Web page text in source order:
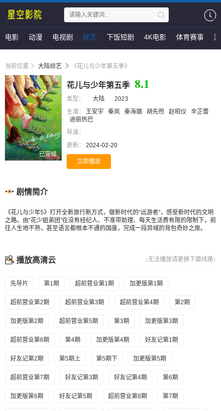
电影 动漫 电视剧 综艺 下饭短剧 4K电影 体育赛事
当前位置 大陆综艺 《花儿与少年第五季》
已完结
花儿与少年第五季 8.1
类型： 大陆
2023
主演：
王安宇 秦岚 秦海璐 胡先煦 赵昭仪
辛芷蕾
迪丽热巴
导演：
更新：
2024-02-20
立即播放
剧情简介
《花儿与少年5》打开全新旅行新方式，做新时代的“远游者”，感受新时代的文明
之路。由“花少姐弟团”在没有经纪人、不准带助理、每天生活费有限的限制下，前
往人生地不熟，甚至语言都根本不通的国度，完成一段异域的背包奇妙之旅。
↓无法播放请更换下面线路↓
播放高清云
先导片 第1期 超前营业第1期 加更版第1期
超前营业第2期 超前营业第3期 超前营业第4期 第2期
加更版第2期 超前营业第5期 第3期 加更版第3期
超前营业第6期 第4期 加更版第4期 好友记第1期
好友记第2期 第5期上 第5期下 加更版第5期
超前营业第7期 好友记第3期 好友记第4期 第6期
加更版第6期 好友记第5期 超前营业第8期 第7期